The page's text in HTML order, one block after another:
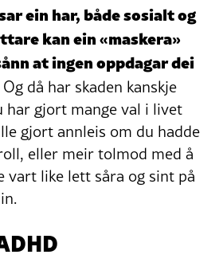
ein har, både sosialt og
kan ein «maskera»
at ingen oppdagar dei
Og då har skaden kanskje
har gjort mange val i livet
gjort annleis om du hadde
eller meir tolmod med å
vart like lett såra og sint på